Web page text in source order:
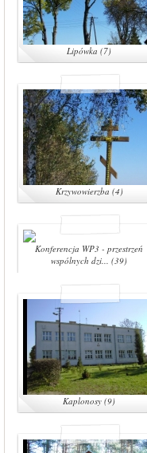
Lipówka (7)
Krzywowierzba (4)
Konferencja WP3 - przestrzeń
wspólnych dzi... (39)
Kaplonosy (9)